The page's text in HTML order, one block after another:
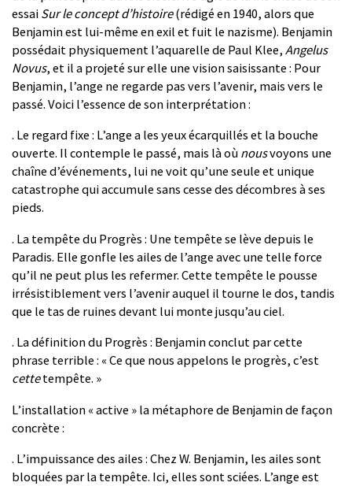
essaiSur le concept d’histoire(rédigé en 1940, alors que
Benjamin est lui-même en exil et fuit le nazisme). Benjamin
possédait physiquement l’aquarelle de Paul Klee,Angelus
Novus, et il a projeté sur elle une vision saisissante : Pour
Benjamin, l’ange ne regarde pas vers l’avenir, mais vers le
passé. Voici l’essence de son interprétation :
. Le regard fixe : L’ange a les yeux écarquillés et la bouche
ouverte. Il contemple le passé, mais là oùnousvoyons une
chaîne d’événements, lui ne voit qu’une seule et unique
catastrophe qui accumule sans cesse des décombres à ses
pieds.
. La tempête du Progrès : Une tempête se lève depuis le
Paradis. Elle gonfle les ailes de l’ange avec une telle force
qu’il ne peut plus les refermer. Cette tempête le pousse
irrésistiblement vers l’avenir auquel il tourne le dos, tandis
que le tas de ruines devant lui monte jusqu’au ciel.
. La définition du Progrès : Benjamin conclut par cette
phrase terrible : « Ce que nous appelons le progrès, c’est
cettetempête. »
L’installation « active » la métaphore de Benjamin de façon
concrète :
. L’impuissance des ailes : Chez W. Benjamin, les ailes sont
bloquées par la tempête. Ici, elles sont sciées. L’ange est